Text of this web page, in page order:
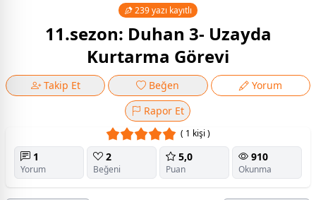
239 yazı kayıtlı
11.sezon: Duhan 3- Uzayda
Kurtarma Görevi
Takip Et Beğen
Yorum
Rapor Et
( 1 kişi )
1
Yorum
2
Beğeni
5,0
Puan
910
Okunma